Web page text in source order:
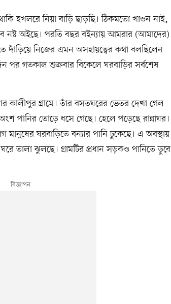
হখলরে নিয়া বাড়ি ছাড়ছি। ঠিকমতো খাওন নাই,
নষ্ট অইছে। পরতি বছর বইন্যায় আমরার (আমাদের)
দাঁড়িয়ে নিজের এমন অসহায়ত্বের কথা বলছিলেন
পর গতকাল শুক্রবার বিকেলে ঘরবাড়ির সর্বশেষ
কালীপুর গ্রামে। তাঁর বসতঘরের ভেতর দেখা গেল
পানির তোড়ে ধসে গেছে। হেলে পড়েছে রান্নাঘর।
ঘরবাড়িতে বন্যার পানি ঢুকেছে। এ অবস্থায়
তালা ঝুলছে। গ্রামটির প্রধান সড়কও পানিতে ডুবে